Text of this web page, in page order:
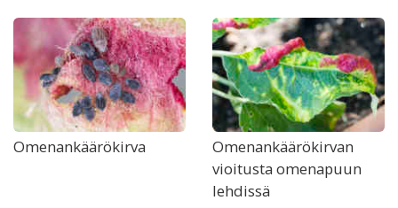
Omenankäärökirva
Omenankäärökirvan
vioitusta omenapuun
lehdissä